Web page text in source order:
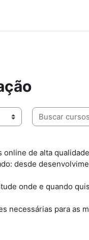
Buscar cursos
online de alta
desde
onde e quando
necessárias para as